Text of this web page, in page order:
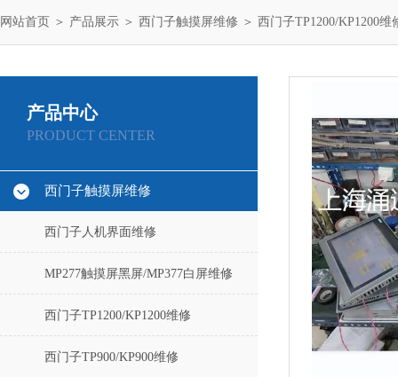
网站首页 ＞ 产品展示 ＞ 西门子触摸屏维修 ＞ 西门子TP1200/KP1200维
产品中心
PRODUCT CENTER
西门子触摸屏维修
西门子人机界面维修
MP277触摸屏黑屏/MP377白屏维修
西门子TP1200/KP1200维修
西门子TP900/KP900维修